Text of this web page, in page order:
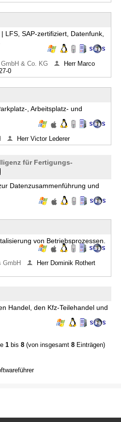
LFS, SAP-zertifiziert, Datenfunk,
& Co. KG
Herr Marco
0
, Arbeitsplatz- und
Herr Victor Lederer
für Fertigungs-
Datenzusammenführung und
von Betriebsprozessen.
GmbH
Herr Dominik Rothert
Handel, den Kfz-Teilehandel und
1bis 8(von insgesamt 8Einträgen)